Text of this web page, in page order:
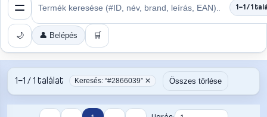
1–1 / 1
🌙 👤 Belépés 🛒
1–1 / 1 találat Keresés: “#2866039” ✕ Összes törlése